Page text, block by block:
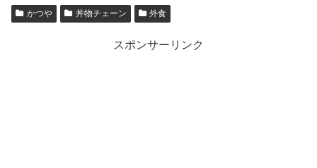
かつや 丼物チェーン 外食
スポンサーリンク